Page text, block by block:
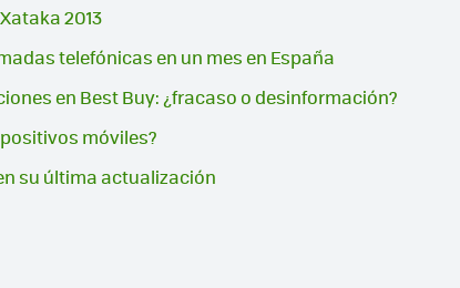
2013
telefónicas en un mes en España
en Best Buy: ¿fracaso o desinformación?
móviles?
su última actualización